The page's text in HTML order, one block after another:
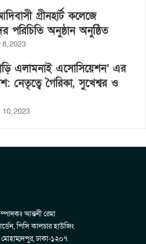
গ্রীনহার্ট কলেজে
পরিচিতি অনুষ্ঠান অনুষ্ঠিত
2023
এলামনাই এসোসিয়েশন’ এর
নেতৃত্বে গৈরিকা, সুখেশ্বর ও
2023
আন্তনী রেমা
পিসি কালচার হাউজিং
ঢাকা-১২০৭